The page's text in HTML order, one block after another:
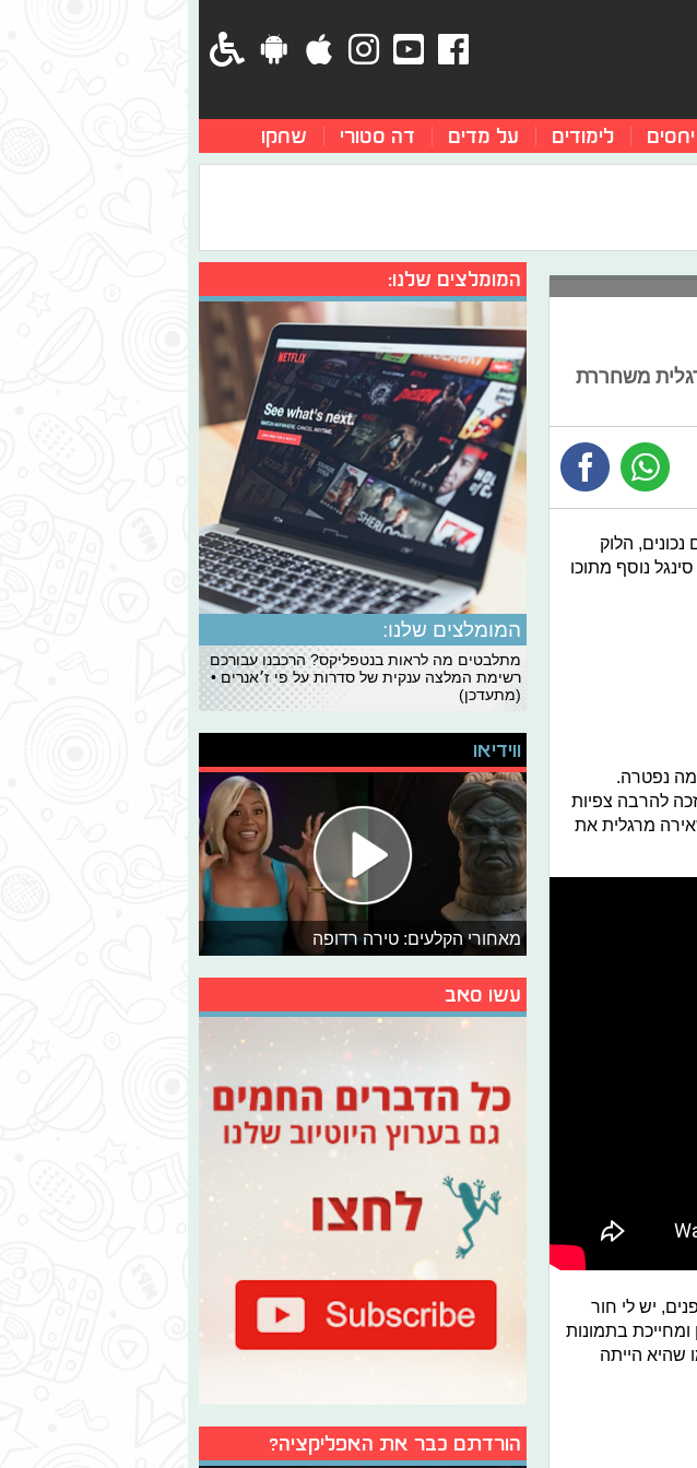
יחסים לימודים על מדים דה סטורי שחקו
משחררת
הלוק
נוסף מתוכו
נפטרה.
להרבה צפיות
מרגלית את
יש לי חור
בתמונות
שהיא הייתה
המומלצים שלנו:
המומלצים שלנו:
מתלבטים מה לראות בנטפליקס? הרכבנו עבורכם
רשימת המלצה ענקית של סדרות על פי ז׳אנרים •
(מתעדכן)
ווידיאו
מאחורי הקלעים: טירה רדופה
עשו סאב
הורדתם כבר את האפליקציה?